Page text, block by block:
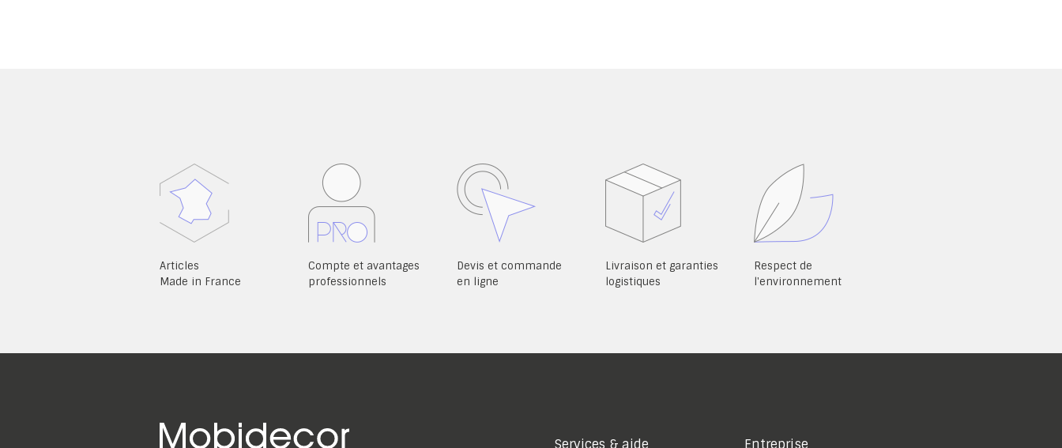
Articles
Made in France
Compte et avantages
professionnels
Devis et commande
en ligne
Livraison et garanties
logistiques
Respect de
l'environnement
Services & aide Entreprise